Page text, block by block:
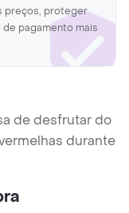
preços, proteger
pagamento mais
de desfrutar do
durante